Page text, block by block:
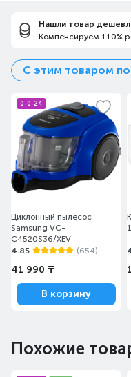
Нашли товар
Компенсируем 110%
С этим товаром
0-0-24
Циклонный пылесос
Samsung VC-
C4520S36/XEV
4.85
(654)
41 990 ₸
В корзину
Похожие